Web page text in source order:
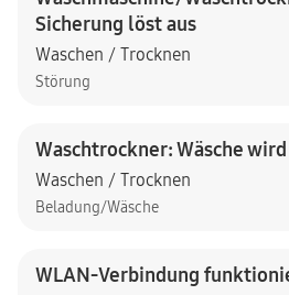
Sicherung löst aus
Waschen / Trocknen
Störung
Waschtrockner: Wäsche
Waschen / Trocknen
Beladung/Wäsche
WLAN-Verbindung